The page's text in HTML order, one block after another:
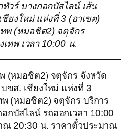
วร์ บางกอกบัสไลน์ เส้น
ชียงใหม่ แห่งที่ 3 (อาเขต)
ทพ (หมอชิต2) จตุจักร
เทพ เวลา 10:00 น.
(หมอชิต2) จตุจักร จังหวัด
บขส. เชียงใหม่ แห่งที่ 3
พ (หมอชิต2) จตุจักร บริการ
กบัสไลน์ รถออกเวลา 10:00
ณ 20:30 น. ราคาตั๋วประมาณ